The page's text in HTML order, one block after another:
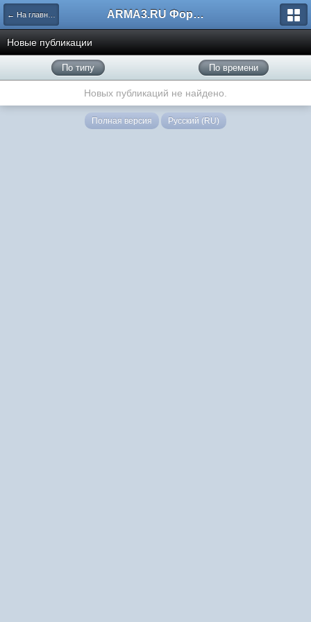
← На главную ARMA3.RU Форум
Новые публикации
По типу По времени
Новых публикаций не найдено.
Полная версия Русский (RU)